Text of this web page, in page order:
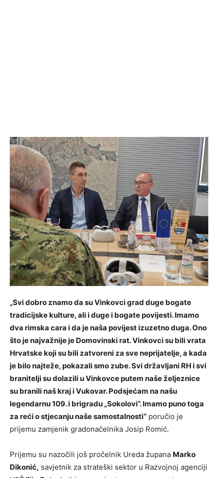
„Svi dobro znamo da su Vinkovci grad duge bogate
tradicijske kulture, ali i duge i bogate povijesti. Imamo
dva rimska cara i da je naša povijest izuzetno duga. Ono
što je najvažnije je Domovinski rat. Vinkovci su bili vrata
Hrvatske koji su bili zatvoreni za sve neprijatelje, a kada
je bilo najteže, pokazali smo zube. Svi državljani RH i svi
branitelji su dolazili u Vinkovce putem naše željeznice
su branili naš kraj i Vukovar. Podsjećam na našu
legendarnu 109. i brigradu „Sokolovi“. Imamo puno toga
za reći o stjecanju naše samostalnosti“ poručio je
prijemu zamjenik gradonačelnika Josip Romić.
Prijemu su nazočili još pročelnik Ureda župana Marko
Dikonić, savjetnik za strateški sektor u Razvojnoj agenciji